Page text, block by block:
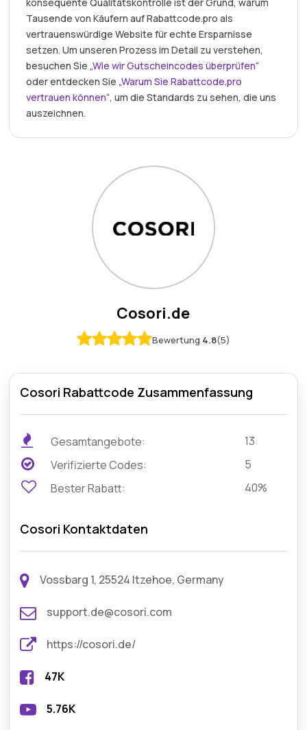
Tausende von Käufern auf Rabattcode.pro als
vertrauenswürdige Website für echte Ersparnisse
setzen. Um unseren Prozess im Detail zu verstehen,
besuchen Sie „Wie wir Gutscheincodes überprüfen“
oder entdecken Sie „Warum Sie Rabattcode.pro
vertrauen können“, um die Standards zu sehen, die uns
auszeichnen.
Cosori.de
Bewertung 4.8(5)
Cosori Rabattcode Zusammenfassung
Gesamtangebote:
13
Verifizierte Codes:
5
Bester Rabatt:
40%
Cosori Kontaktdaten
Vossbarg 1, 25524 Itzehoe, Germany
support.de@cosori.com
https://cosori.de/
47K
5.76K